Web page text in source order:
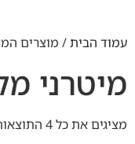
עמוד הבית/ מוצרים
מיטרני
מציגים את כל ⁦4⁩ התוצאות